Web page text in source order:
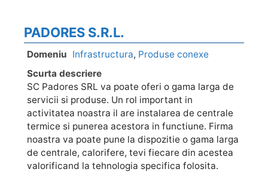
PADORES S.R.L.
Domeniu Infrastructura, Produse conexe
Scurta descriere
SC Padores SRL va poate oferi o gama larga de
servicii si produse. Un rol important in
activitatea noastra il are instalarea de centrale
termice si punerea acestora in functiune. Firma
noastra va poate pune la dispozitie o gama larga
de centrale, calorifere, tevi fiecare din acestea
valorificand la tehnologia specifica folosita.